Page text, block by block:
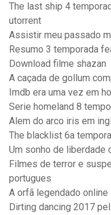
The last ship 4
utorrent
Assistir meu passado
Resumo 3 temporada
Download filme shazan
A caçada de gollum
Imdb era uma vez em
Serie homeland 8
Alem do arco iris em
The blacklist 6a
Um sonho de liberdade
Filmes de terror e
portugues
A orfã legendado online
Dirting dancing 2017